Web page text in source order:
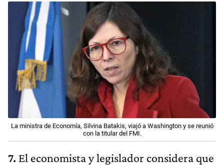
La ministra de Economía, Silvina Batakis, viajó a Washington y se reunió
con la titular del FMI.
7. El economista y legislador considera que